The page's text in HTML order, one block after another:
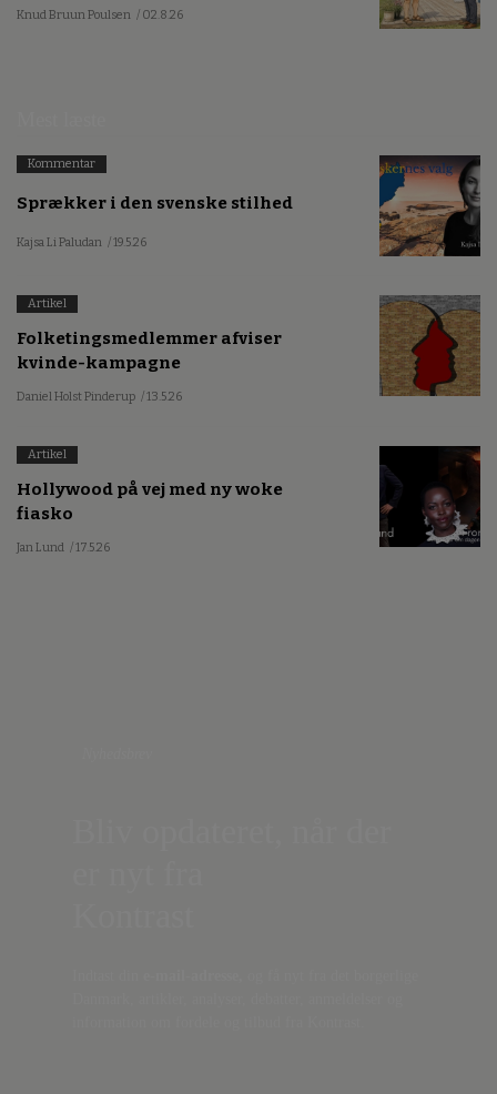
Knud Bruun Poulsen / 02.8.26
Kommentar
Sprækker i den svenske stilhed
Kajsa Li Paludan / 19.5.26
Artikel
Folketingsmedlemmer afviser
kvinde-kampagne
Daniel Holst Pinderup / 13.5.26
Artikel
Hollywood på vej med ny woke
fiasko
Jan Lund / 17.5.26